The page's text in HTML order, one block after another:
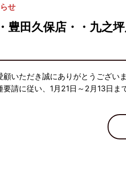
せ
豊田久保店・・九之
顧いただき誠にありがとうござ
要請に従い、1月21日～2月13日